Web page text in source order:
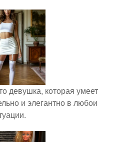
девушка, которая умеет
и элегантно в любои